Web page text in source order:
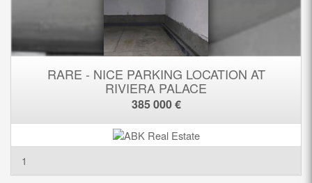
RARE - NICE PARKING LOCATION AT
RIVIERA PALACE
385 000 €
1